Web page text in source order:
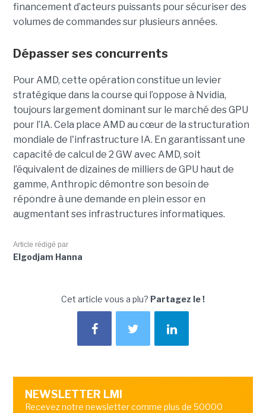
financement d’acteurs puissants pour sécuriser des
volumes de commandes sur plusieurs années.
Dépasser ses concurrents
Pour AMD, cette opération constitue un levier
stratégique dans la course qui l’oppose à Nvidia,
toujours largement dominant sur le marché des GPU
pour l’IA. Cela place AMD au cœur de la structuration
mondiale de l'infrastructure IA. En garantissant une
capacité de calcul de 2 GW avec AMD, soit
l’équivalent de dizaines de milliers de GPU haut de
gamme, Anthropic démontre son besoin de
répondre à une demande en plein essor en
augmentant ses infrastructures informatiques.
Article rédigé par
Elgodjam Hanna
Cet article vous a plu? Partagez le !
NEWSLETTER LMI
Recevez notre newsletter comme plus de 50000